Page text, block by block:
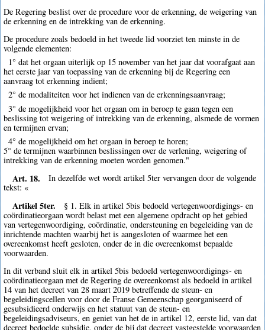
De Regering beslist over de procedure voor de erkenning, de weigering van
de erkenning en de intrekking van de erkenning.
De procedure zoals bedoeld in het tweede lid voorziet ten minste in de
volgende elementen:
1° dat het orgaan uiterlijk op 15 november van het jaar dat voorafgaat aan
het eerste jaar van toepassing van de erkenning bij de Regering een
aanvraag tot erkenning indient;
2° de modaliteiten voor het indienen van de erkenningsaanvraag;
3° de mogelijkheid voor het orgaan om in beroep te gaan tegen een
beslissing tot weigering of intrekking van de erkenning, alsmede de vormen
en termijnen ervan;
4° de mogelijkheid om het orgaan in beroep te horen;
5° de termijnen waarbinnen beslissingen over de verlening, weigering of
intrekking van de erkenning moeten worden genomen."
Art. 18.
In dezelfde wet wordt artikel 5ter vervangen door de volgende
tekst: «
Artikel 5ter.
§ 1. Elk in artikel 5bis bedoeld vertegenwoordigings- en
coördinatieorgaan wordt belast met een algemene opdracht op het gebied
van vertegenwoordiging, coördinatie, ondersteuning en begeleiding van de
inrichtende machten waarbij het is aangesloten of waarmee het een
overeenkomst heeft gesloten, onder de in die overeenkomst bepaalde
voorwaarden.
In dit verband sluit elk in artikel 5bis bedoeld vertegenwoordigings- en
coördinatieorgaan met de Regering de overeenkomst als bedoeld in artikel
14 van het decreet van 28 maart 2019 betreffende de steun- en
begeleidingscellen voor door de Franse Gemeenschap georganiseerd of
gesubsidieerd onderwijs en het statuut van de steun- en
begeleidingsadviseurs, en geniet van het de in artikel 12, eerste lid, van dat
decreet bedoelde subsidie, onder de bij dat decreet vastgestelde voorwaarden